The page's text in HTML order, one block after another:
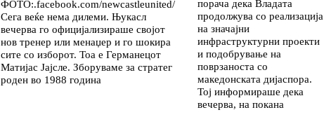
ФОТО:.facebook.com/newcastleunited/
Сега веќе нема дилеми. Њукасл
вечерва го официјализираше својот
нов тренер или менаџер и го шокира
сите со изборот. Тоа е Германецот
Матијас Јајсле. Зборуваме за стратег
роден во 1988 година
порача дека Владата
продолжува со реализација
на значајни
инфраструктурни проекти
и подобрување на
поврзаноста со
македонската дијаспора.
Тој информираше дека
вечерва, на покана